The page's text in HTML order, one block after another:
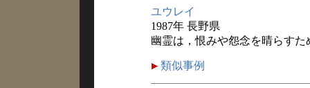
ユウレイ
1987年 長野県
幽霊は，恨みや怨念を晴らすた
類似事例